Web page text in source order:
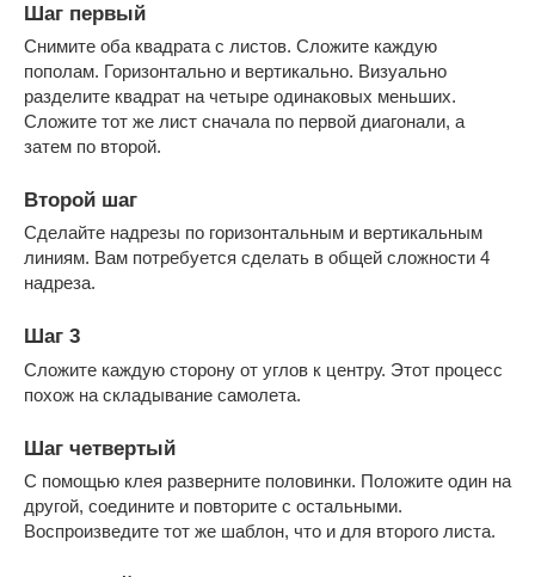
Шаг первый
Снимите оба квадрата с листов. Сложите каждую
пополам. Горизонтально и вертикально. Визуально
разделите квадрат на четыре одинаковых меньших.
Сложите тот же лист сначала по первой диагонали, а
затем по второй.
Второй шаг
Сделайте надрезы по горизонтальным и вертикальным
линиям. Вам потребуется сделать в общей сложности 4
надреза.
Шаг 3
Сложите каждую сторону от углов к центру. Этот процесс
похож на складывание самолета.
Шаг четвертый
С помощью клея разверните половинки. Положите один на
другой, соедините и повторите с остальными.
Воспроизведите тот же шаблон, что и для второго листа.